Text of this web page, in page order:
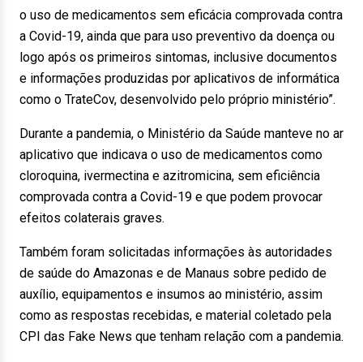
o uso de medicamentos sem eficácia comprovada contra
a Covid-19, ainda que para uso preventivo da doença ou
logo após os primeiros sintomas, inclusive documentos
e informações produzidas por aplicativos de informática
como o TrateCov, desenvolvido pelo próprio ministério”.
Durante a pandemia, o Ministério da Saúde manteve no ar
aplicativo que indicava o uso de medicamentos como
cloroquina, ivermectina e azitromicina, sem eficiência
comprovada contra a Covid-19 e que podem provocar
efeitos colaterais graves.
Também foram solicitadas informações às autoridades
de saúde do Amazonas e de Manaus sobre pedido de
auxílio, equipamentos e insumos ao ministério, assim
como as respostas recebidas, e material coletado pela
CPI das Fake News que tenham relação com a pandemia.